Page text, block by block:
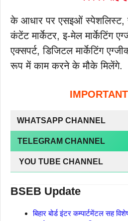
के आधार पर एसइओं स्पेशलिस्ट,
कंटेंट मार्केटर, इ-मेल मार्केटिंग
एक्सपर्ट, डिजिटल मार्केटिंग
रूप में काम करने के मौके मिलेंगे.
WHATSAPP CHANNEL
TELEGRAM CHANNEL
YOU TUBE CHANNEL
BSEB Update
बिहार बोर्ड इंटर कम्पार्टमेंटल सह